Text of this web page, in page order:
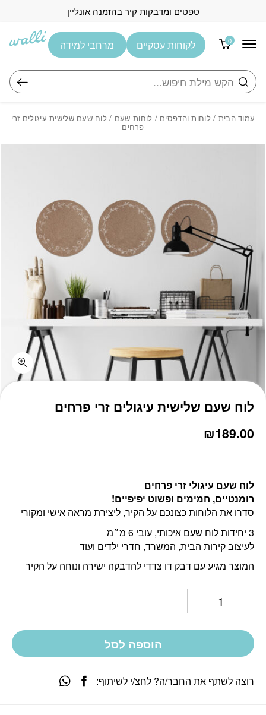
טפטים ומדבקות קיר בהזמנה אונליין
0
חיפוש
לקוחות עסקיים מרחבי למידה
עמוד הבית /לוחות והדפסים / לוחות שעם / לוח שעם שלישית עיגולים זרי
פרחים
לוח שעם שלישית עיגולים זרי פרחים
₪189.00
לוח שעם עיגולי זרי פרחים
רומנטיים, חמימים ופשוט יפיפיים!
סדרו את הלוחות כצונכם על הקיר, ליצירת מראה אישי ומקורי
3 יחידות לוח שעם איכותי, עובי 6 מ״מ
לעיצוב קירות הבית, המשרד, חדרי ילדים ועוד
המוצר מגיע עם דבק דו צדדי להדבקה ישירה ונוחה על הקיר
כמות לוח שעם שלישית עיגולים זרי פרחים
הוספה לסל
רוצה לשתף את החבר/ה? לחצ/י לשיתוף: